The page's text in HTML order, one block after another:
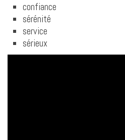
confiance
sérénité
service
sérieux